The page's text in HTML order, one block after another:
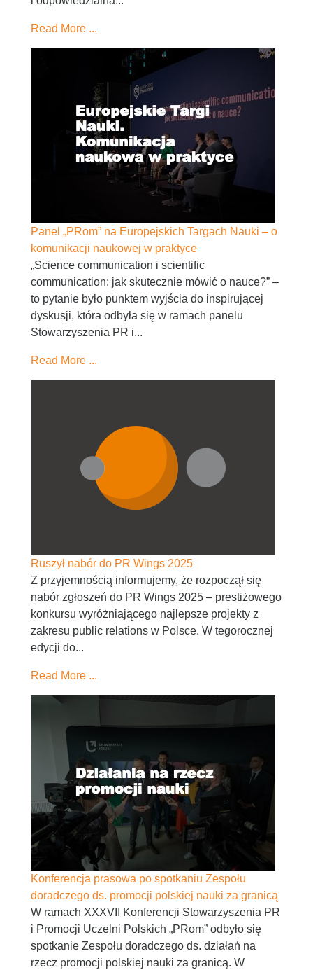
Read More ...
Panel „PRom” na Europejskich Targach Nauki – o
komunikacji naukowej w praktyce
„Science communication i scientific
communication: jak skutecznie mówić o nauce?” –
to pytanie było punktem wyjścia do inspirującej
dyskusji, która odbyła się w ramach panelu
Stowarzyszenia PR i...
Read More ...
Ruszył nabór do PR Wings 2025
Z przyjemnością informujemy, że rozpoczął się
nabór zgłoszeń do PR Wings 2025 – prestiżowego
konkursu wyróżniającego najlepsze projekty z
zakresu public relations w Polsce. W tegorocznej
edycji do...
Read More ...
Konferencja prasowa po spotkaniu Zespołu
doradczego ds. promocji polskiej nauki za granicą
W ramach XXXVII Konferencji Stowarzyszenia PR
i Promocji Uczelni Polskich „PRom” odbyło się
spotkanie Zespołu doradczego ds. działań na
rzecz promocji polskiej nauki za granicą. W